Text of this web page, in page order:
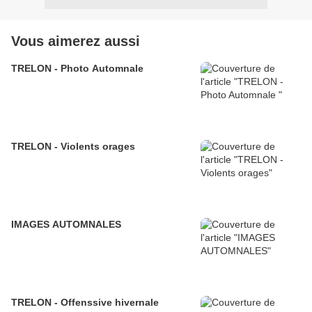
Vous aimerez aussi
TRELON - Photo Automnale
TRELON - Violents orages
IMAGES AUTOMNALES
TRELON - Offenssive hivernale